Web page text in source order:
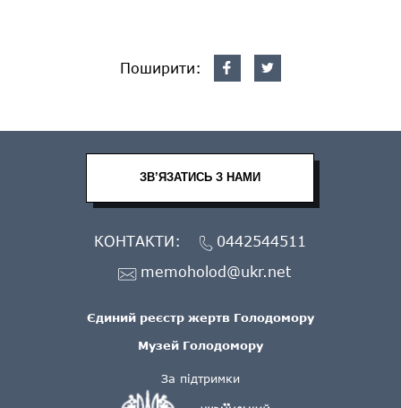
Поширити:
За підтримки
Єдиний реєстр жертв Голодомору
Музей Голодомору
ЗВ’ЯЗАТИСЬ З НАМИ
КОНТАКТИ:
0442544511
memoholod@ukr.net